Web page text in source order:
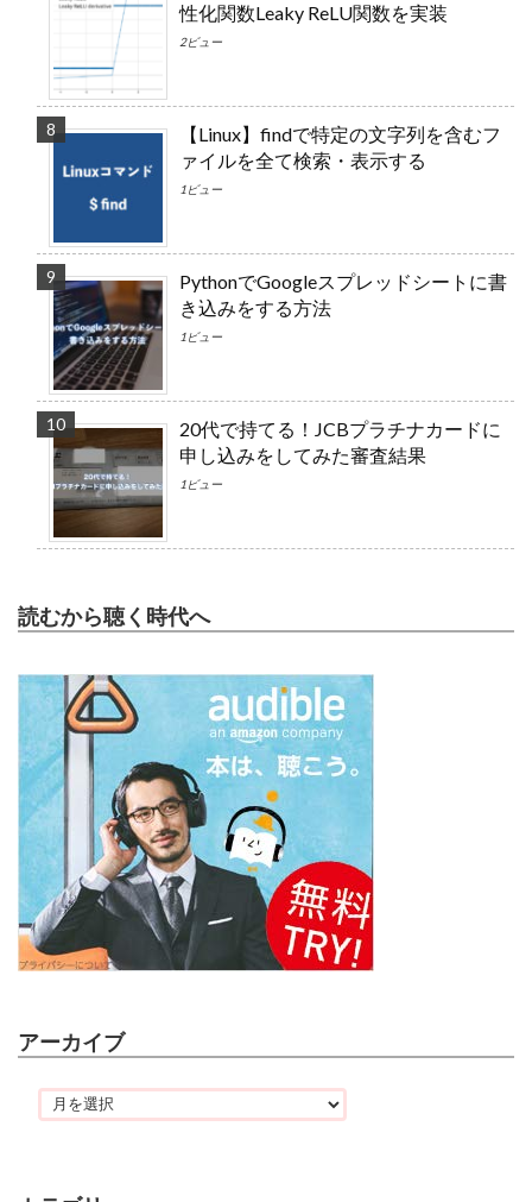
性化関数Leaky ReLU関数を実装
2ビュー
【Linux】findで特定の文字列を含むフ
ァイルを全て検索・表示する
1ビュー
PythonでGoogleスプレッドシートに書
き込みをする方法
1ビュー
20代で持てる！JCBプラチナカードに
申し込みをしてみた審査結果
1ビュー
読むから聴く時代へ
アーカイブ